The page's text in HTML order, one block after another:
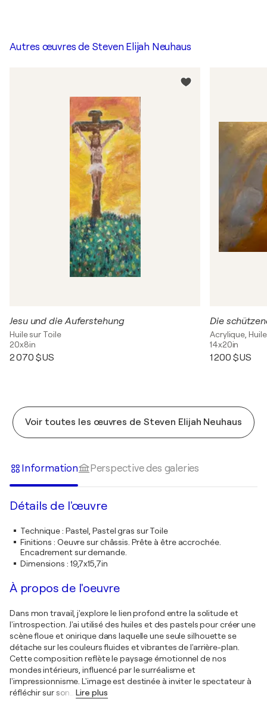
Autres œuvres de Steven Elijah Neuhaus
Jesu und die Auferstehung
Huile sur Toile
20x8in
2 070 $US
Die
Acrylique,
14x20in
1 200 $US
Voir toutes les œuvres de Steven Elijah Neuhaus
Information Perspective des galeries
Détails de l'œuvre
Technique: Pastel, Pastel gras sur Toile
Finitions : Oeuvre sur châssis. Prête à être accrochée.
Encadrement sur demande.
Dimensions : 19,7x15,7in
À propos de l'oeuvre
Dans mon travail, j'explore le lien profond entre la solitude et
l'introspection. J'ai utilisé des huiles et des pastels pour créer une
scène floue et onirique dans laquelle une seule silhouette se
détache sur les couleurs fluides et vibrantes de l'arrière-plan.
Cette composition reflète le paysage émotionnel de nos
mondes intérieurs, influencé par le surréalisme et
l'impressionnisme. L'image est destinée à inviter le spectateur à
réfléchir sur son
Lire plus